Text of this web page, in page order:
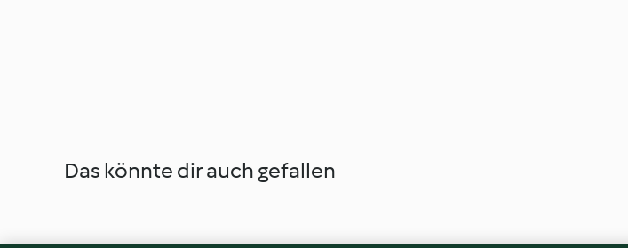
Das könnte dir auch gefallen